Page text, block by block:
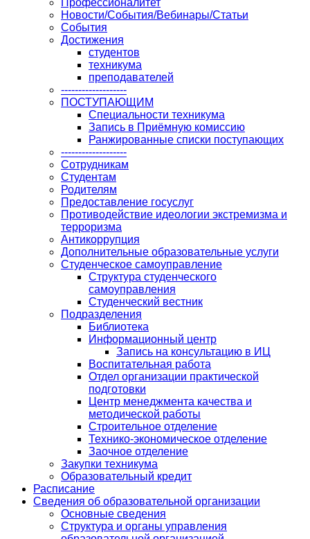
Профессионалитет
Новости/События/Вебинары/Статьи
События
Достижения
студентов
техникума
преподавателей
-------------------
ПОСТУПАЮЩИМ
Специальности техникума
Запись в Приёмную комиссию
Ранжированные списки поступающих
-------------------
Сотрудникам
Студентам
Родителям
Предоставление госуслуг
Противодействие идеологии экстремизма и
терроризма
Антикоррупция
Дополнительные образовательные услуги
Студенческое самоуправление
Структура студенческого
самоуправления
Студенческий вестник
Подразделения
Библиотека
Информационный центр
Запись на консультацию в ИЦ
Воспитательная работа
Отдел организации практической
подготовки
Центр менеджмента качества и
методической работы
Строительное отделение
Технико-экономическое отделение
Заочное отделение
Закупки техникума
Образовательный кредит
Расписание
Сведения об образовательной организации
Основные сведения
Структура и органы управления